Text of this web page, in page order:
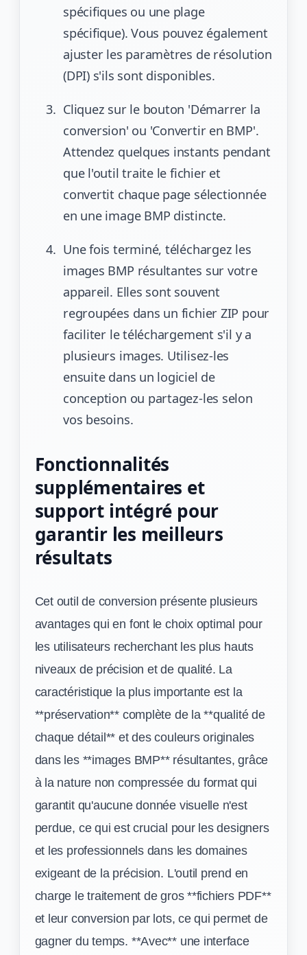
spécifiques ou une plage
spécifique). Vous pouvez également
ajuster les paramètres de résolution
(DPI) s'ils sont disponibles.
Cliquez sur le bouton 'Démarrer la
conversion' ou 'Convertir en BMP'.
Attendez quelques instants pendant
que l'outil traite le fichier et
convertit chaque page sélectionnée
en une image BMP distincte.
Une fois terminé, téléchargez les
images BMP résultantes sur votre
appareil. Elles sont souvent
regroupées dans un fichier ZIP pour
faciliter le téléchargement s'il y a
plusieurs images. Utilisez-les
ensuite dans un logiciel de
conception ou partagez-les selon
vos besoins.
Fonctionnalités
supplémentaires et
support intégré pour
garantir les meilleurs
résultats
Cet outil de conversion présente plusieurs
avantages qui en font le choix optimal pour
les utilisateurs recherchant les plus hauts
niveaux de précision et de qualité. La
caractéristique la plus importante est la
**préservation** complète de la **qualité de
chaque détail** et des couleurs originales
dans les **images BMP** résultantes, grâce
à la nature non compressée du format qui
garantit qu'aucune donnée visuelle n'est
perdue, ce qui est crucial pour les designers
et les professionnels dans les domaines
exigeant de la précision. L'outil prend en
charge le traitement de gros **fichiers PDF**
et leur conversion par lots, ce qui permet de
gagner du temps. **Avec** une interface